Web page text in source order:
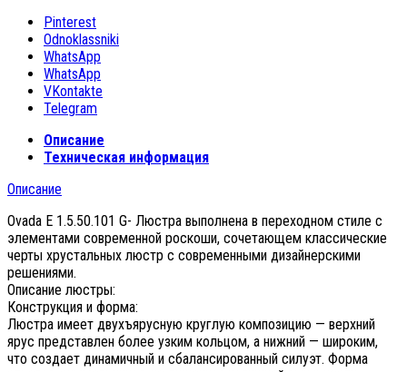
Pinterest
Odnoklassniki
WhatsApp
WhatsApp
VKontakte
Telegram
Описание
Техническая информация
Описание
Ovada E 1.5.50.101 G- Люстра выполнена в переходном стиле с
элементами современной роскоши, сочетающем классические
черты хрустальных люстр с современными дизайнерскими
решениями.
Описание люстры:
Конструкция и форма:
Люстра имеет двухъярусную круглую композицию — верхний
ярус представлен более узким кольцом, а нижний — широким,
что создает динамичный и сбалансированный силуэт. Форма